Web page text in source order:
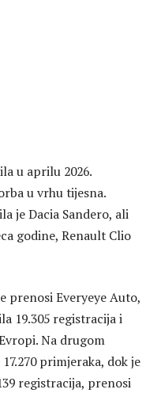
u aprilu 2026.
u vrhu tijesna.
je Dacia Sandero, ali
godine, Renault Clio
prenosi Everyeye Auto,
19.305 registracija i
Na drugom
primjeraka, dok je
registracija, prenosi